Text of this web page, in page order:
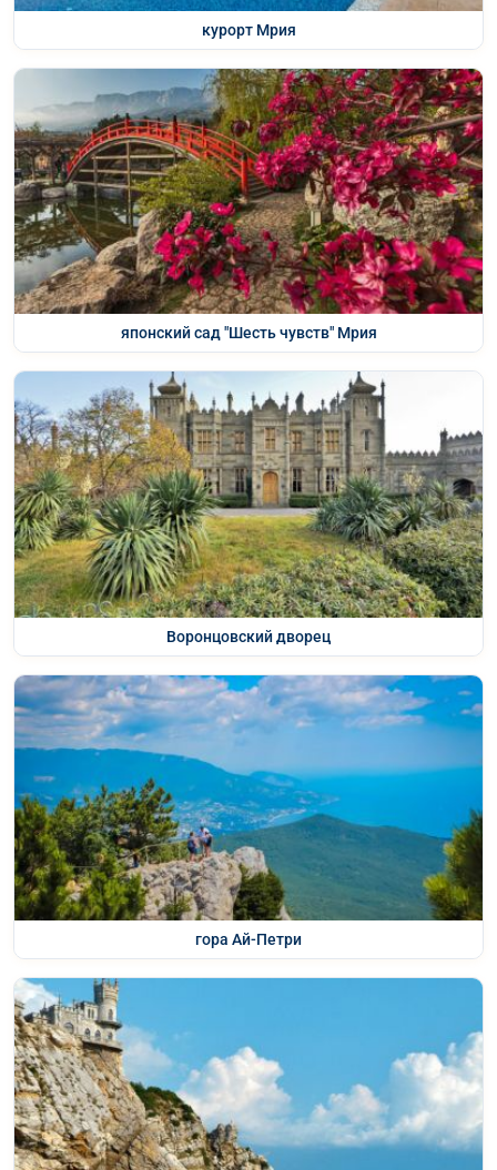
курорт Мрия
японский сад "Шесть чувств" Мрия
Воронцовский дворец
гора Ай-Петри